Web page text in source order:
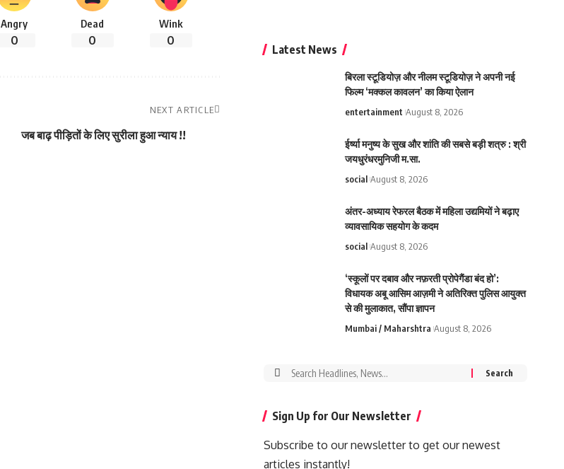
Angry
0
Dead
0
Wink
0
NEXT ARTICLE
जब बाढ़ पीड़ितों के लिए सुरीला हुआ न्याय !!
Latest News
बिरला स्टूडियोज़ और नीलम स्टूडियोज़ ने अपनी नई
फिल्म ‘मक्कल कावलन’ का किया ऐलान
entertainment August 8, 2026
ईर्ष्या मनुष्य के सुख और शांति की सबसे बड़ी शत्रु : श्री
जयधुरंधरमुनिजी म.सा.
social August 8, 2026
अंतर-अध्याय रेफरल बैठक में महिला उद्यमियों ने बढ़ाए
व्यावसायिक सहयोग के कदम
social August 8, 2026
‘स्कूलों पर दबाव और नफ़रती प्रोपेगैंडा बंद हो’:
विधायक अबू आसिम आज़मी ने अतिरिक्त पुलिस आयुक्त
से की मुलाकात, सौंपा ज्ञापन
Mumbai / Maharshtra August 8, 2026
Search
Sign Up for Our Newsletter
Subscribe to our newsletter to get our newest
articles instantly!